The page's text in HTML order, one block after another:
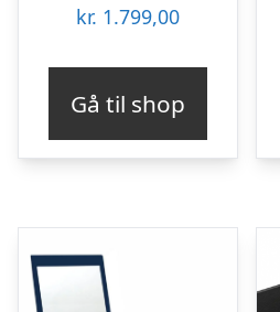
kr. 1.799,00
Gå til shop